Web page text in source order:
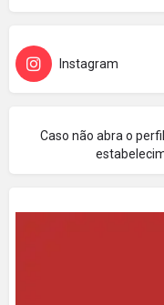
Instagram
Caso não abra o